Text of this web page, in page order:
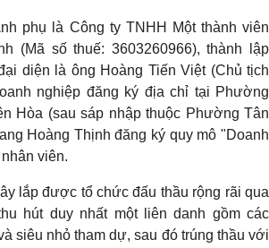
phụ là Công ty TNHH Một thành viên
(Mã số thuế: 3603260966), thành lập
diện là ông Hoàng Tiến Việt (Chủ tịch
nghiệp đăng ký địa chỉ tại Phường
Hòa (sau sáp nhập thuộc Phường Tân
Hoàng Thịnh đăng ký quy mô "Doanh
viên.
lắp được tổ chức đấu thầu rộng rãi qua
hút duy nhất một liên danh gồm các
siêu nhỏ tham dự, sau đó trúng thầu với